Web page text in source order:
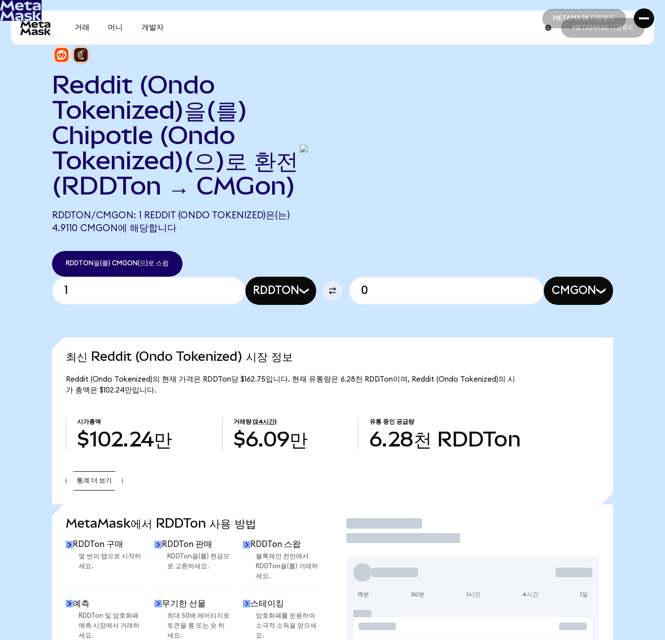
METAMASK 다운로드
METAMASK 다운로드
거래 머니 개발자 METAMASK 다운로드
Reddit (Ondo
Tokenized)을(를)
Chipotle (Ondo
Tokenized)(으)로 환전
(RDDTon → CMGon)
RDDTON/CMGON: 1 REDDIT (ONDO TOKENIZED)은(는)
4.9110 CMGON에 해당합니다
RDDTON을(를) CMGON(으)로 스왑
RDDTON CMGON
최신 Reddit (Ondo Tokenized) 시장 정보
Reddit (Ondo Tokenized)의 현재 가격은 RDDTon당 $162.75입니다. 현재 유통량은 6.28천 RDDTon이며, Reddit (Ondo Tokenized)의 시
가 총액은 $102.24만입니다.
시가총액
$102.24만
거래량 (24시간)
$6.09만
유통 중인 공급량
6.28천 RDDTon
통계 더 보기
MetaMask에서 RDDTon 사용 방법
RDDTon 구매
몇 번의 탭으로 시작하
세요.
RDDTon 판매
RDDTon을(를) 현금으
로 교환하세요.
RDDTon 스왑
블록체인 전반에서
RDDTon을(를) 거래하
세요.
예측
RDDTon 및 암호화폐
예측 시장에서 거래하
세요.
무기한 선물
최대 50배 레버리지로
토큰을 롱 또는 숏 하
세요.
스테이킹
암호화폐를 운용하여
소극적 소득을 얻으세
요.
거래
15분 30분 1시간 4시간 1일